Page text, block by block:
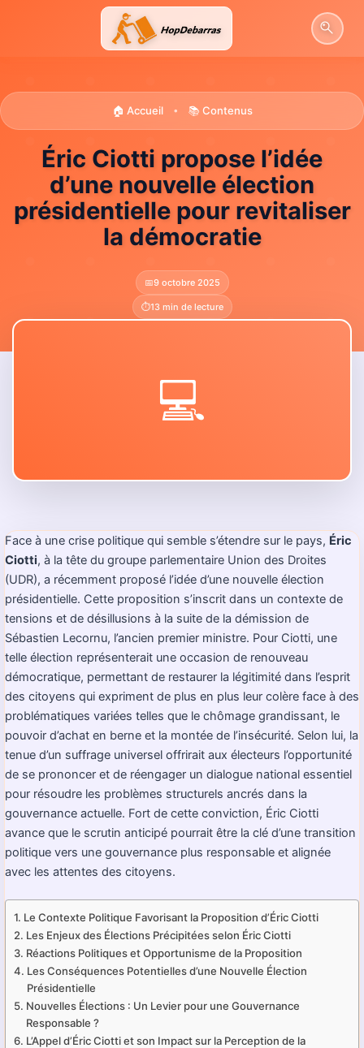
🏠 Accueil • 📚 Contenus
Éric Ciotti propose l’idée
d’une nouvelle élection
présidentielle pour revitaliser
la démocratie
📅9 octobre 2025
⏱️13 min de lecture
💻
Face à une crise politique qui semble s’étendre sur le pays, Éric
Ciotti, à la tête du groupe parlementaire Union des Droites
(UDR), a récemment proposé l’idée d’une nouvelle élection
présidentielle. Cette proposition s’inscrit dans un contexte de
tensions et de désillusions à la suite de la démission de
Sébastien Lecornu, l’ancien premier ministre. Pour Ciotti, une
telle élection représenterait une occasion de renouveau
démocratique, permettant de restaurer la légitimité dans l’esprit
des citoyens qui expriment de plus en plus leur colère face à des
problématiques variées telles que le chômage grandissant, le
pouvoir d’achat en berne et la montée de l’insécurité. Selon lui, la
tenue d’un suffrage universel offrirait aux électeurs l’opportunité
de se prononcer et de réengager un dialogue national essentiel
pour résoudre les problèmes structurels ancrés dans la
gouvernance actuelle. Fort de cette conviction, Éric Ciotti
avance que le scrutin anticipé pourrait être la clé d’une transition
politique vers une gouvernance plus responsable et alignée
avec les attentes des citoyens.
Le Contexte Politique Favorisant la Proposition d’Éric Ciotti
Les Enjeux des Élections Précipitées selon Éric Ciotti
Réactions Politiques et Opportunisme de la Proposition
Les Conséquences Potentielles d’une Nouvelle Élection
Présidentielle
Nouvelles Élections : Un Levier pour une Gouvernance
Responsable ?
L’Appel d’Éric Ciotti et son Impact sur la Perception de la